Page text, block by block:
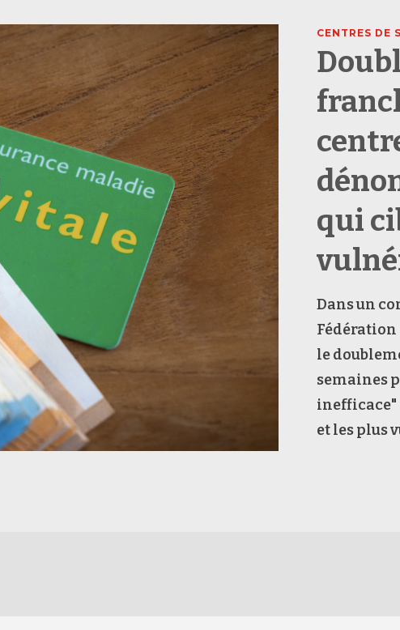
CENTRES DE
qui
Dans un
Fédération
le
semaines
inefficace"
et les plus